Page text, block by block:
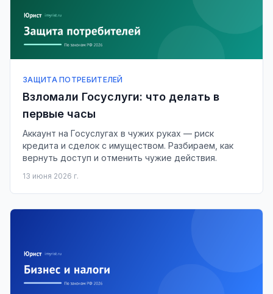
ЗАЩИТА ПОТРЕБИТЕЛЕЙ
Взломали Госуслуги: что делать в
первые часы
Аккаунт на Госуслугах в чужих руках — риск
кредита и сделок с имуществом. Разбираем, как
вернуть доступ и отменить чужие действия.
13 июня 2026 г.